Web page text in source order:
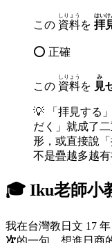
この 資料
しりょう
を 拝
はいけ
⭕ 正確
この 資料
しりょう
を 見
み
💡
「拝見する
だく」就成了
形，或直接說
不是疊越多越有
🎓 Iku老師小
我在台灣教日文 17